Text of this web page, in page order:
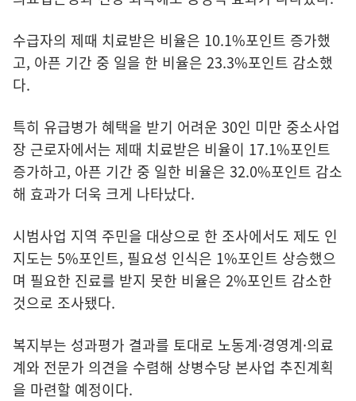
수급자의 제때 치료받은 비율은 10.1%포인트 증가했
고, 아픈 기간 중 일을 한 비율은 23.3%포인트 감소했
다.
특히 유급병가 혜택을 받기 어려운 30인 미만 중소사업
장 근로자에서는 제때 치료받은 비율이 17.1%포인트
증가하고, 아픈 기간 중 일한 비율은 32.0%포인트 감소
해 효과가 더욱 크게 나타났다.
시범사업 지역 주민을 대상으로 한 조사에서도 제도 인
지도는 5%포인트, 필요성 인식은 1%포인트 상승했으
며 필요한 진료를 받지 못한 비율은 2%포인트 감소한
것으로 조사됐다.
복지부는 성과평가 결과를 토대로 노동계·경영계·의료
계와 전문가 의견을 수렴해 상병수당 본사업 추진계획
을 마련할 예정이다.